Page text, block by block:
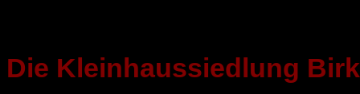
Die Kleinhaussiedlung